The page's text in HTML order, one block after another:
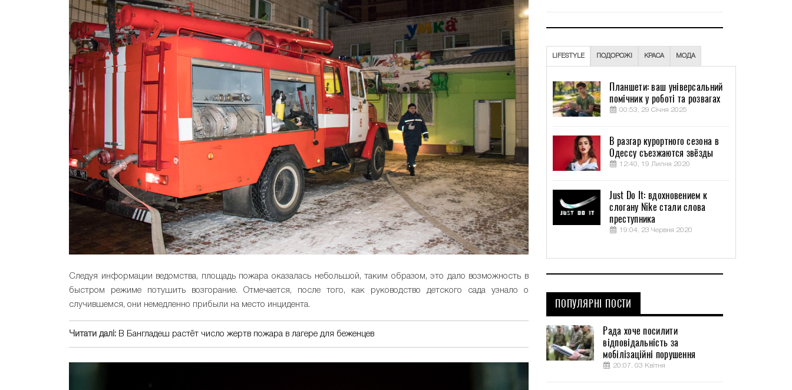
Следуя информации ведомства, площадь пожара оказалась небольшой, таким образом, это дало возможность в
быстром режиме потушить возгорание. Отмечается, после того, как руководство детского сада узнало о
случившемся, они немедленно прибыли на место инцидента.
Читати далі: В Бангладеш растёт число жертв пожара в лагере для беженцев
LIFESTYLE ПОДОРОЖІ КРАСА МОДА
Планшети: ваш універсальний
помічник у роботі та розвагах
00:53, 29 Січня 2025
В разгар курортного сезона в
Одессу съезжаются звёзды
12:40, 19 Липня 2020
Just Do It: вдохновением к
слогану Nike стали слова
преступника
19:04, 23 Червня 2020
ПОПУЛЯРНІ ПОСТИ
Рада хоче посилити
відповідальність за
мобілізаційні порушення
20:07, 03 Квітня